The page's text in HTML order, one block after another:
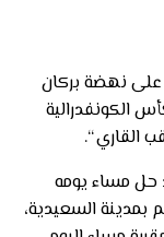
على نهضة بركان
الكونفدرالية
القاري “.
حل مساء يومه
السعيدية،